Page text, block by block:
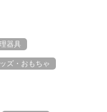
器具
ズ・おもちゃ